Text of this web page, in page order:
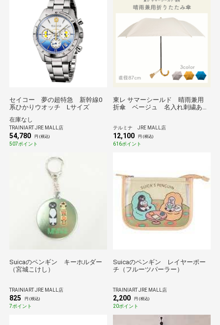
セイコー 夢の超特急 新幹線0
系ひかりウオッチ Lサイズ
在庫なし
TRAINIART JRE MALL店
54,780 円 (税込)
507ポイント
東レ サマーシールド 晴雨兼用
折傘 ベージュ 名入れ刺繍あり
テルミナ JRE MALL店
12,100 円 (税込)
616ポイント
Suicaのペンギン キーホルダー
（宮城こけし）
TRAINIART JRE MALL店
825 円 (税込)
7ポイント
Suicaのペンギン レイヤーポー
チ（フルーツパーラー）
TRAINIART JRE MALL店
2,200 円 (税込)
20ポイント